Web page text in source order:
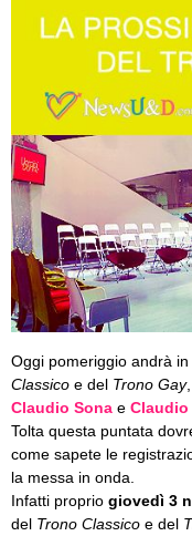
Oggi pomeriggio andrà
Classico e del Trono Gay
Claudio Sona e Claudio
Tolta questa puntata
come sapete le
la messa in onda.
Infatti proprio giovedì 3
del Trono Classico e del